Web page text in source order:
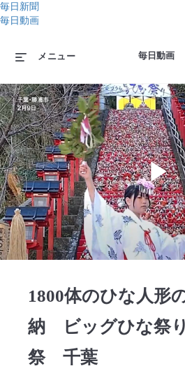
毎日新聞
毎日動画
毎日動画
メニュー
1800体のひな人形
納 ビッグひな祭
祭 千葉